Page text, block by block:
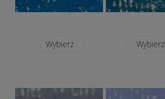
Wybierz Wybierz